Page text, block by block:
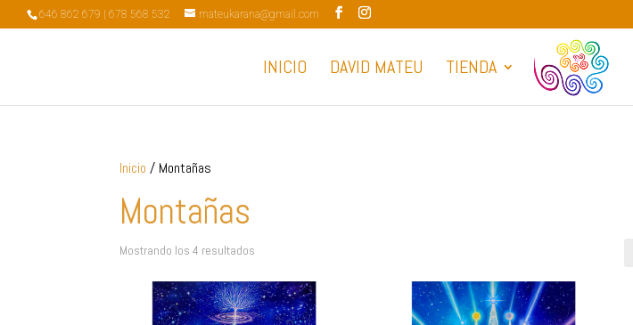
646 862 679 | 678 568 532 mateukarana@gmail.com
INICIO DAVID MATEU TIENDA
Inicio / Montañas
Montañas
Mostrando los 4 resultados